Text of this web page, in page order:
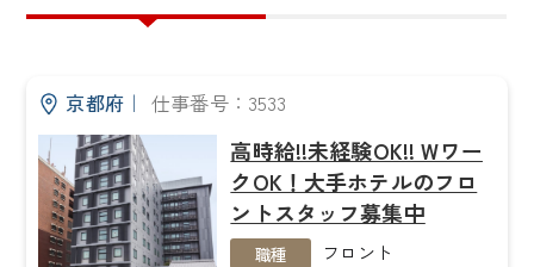
京都府｜ 仕事番号：3533
高時給!!未経験OK!! Wワー
クOK！大手ホテルのフロ
ントスタッフ募集中
職種 フロント